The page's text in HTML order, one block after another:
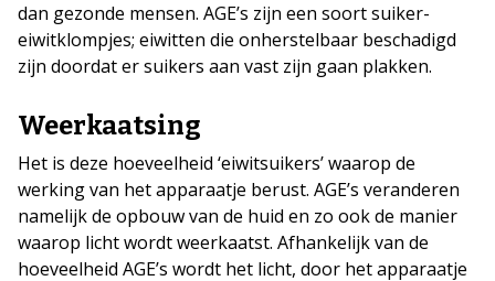
dan gezonde mensen. AGE’s zijn een soort suiker-
eiwitklompjes; eiwitten die onherstelbaar beschadigd
zijn doordat er suikers aan vast zijn gaan plakken.
Weerkaatsing
Het is deze hoeveelheid ‘eiwitsuikers’ waarop de
werking van het apparaatje berust. AGE’s veranderen
namelijk de opbouw van de huid en zo ook de manier
waarop licht wordt weerkaatst. Afhankelijk van de
hoeveelheid AGE’s wordt het licht, door het apparaatje